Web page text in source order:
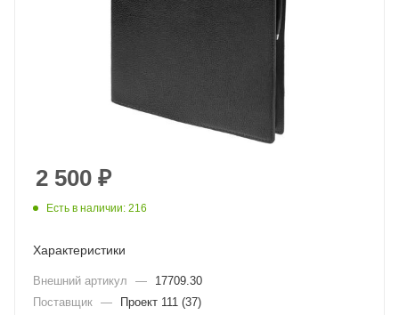
2 500 ₽
Есть в наличии: 216
Характеристики
Внешний артикул —
17709.30
Поставщик —
Проект 111 (37)